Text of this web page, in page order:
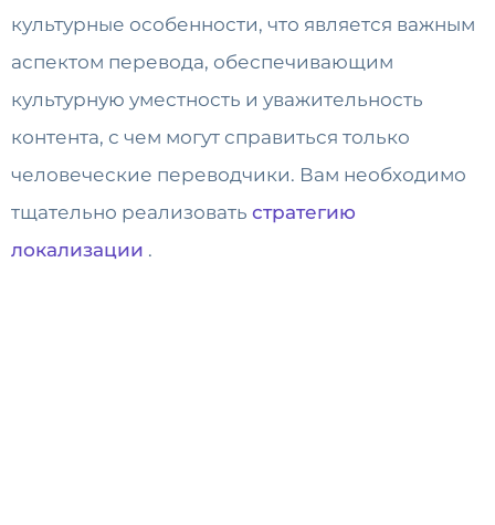
культурные особенности, что является важным
аспектом перевода, обеспечивающим
культурную уместность и уважительность
контента, с чем могут справиться только
человеческие переводчики. Вам необходимо
тщательно реализовать стратегию
локализации .